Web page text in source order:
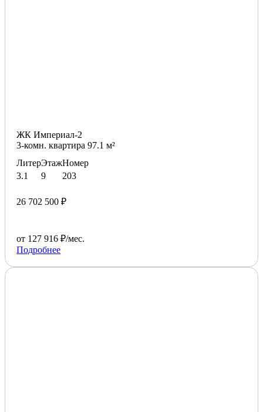
ЖК Империал-2
3-комн. квартира 97.1 м²
Литер
3.1
Этаж
9
Номер
203
26 702 500 ₽
от 127 916 ₽/мес.
Подробнее